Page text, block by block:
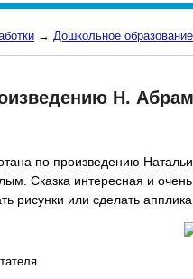
→ Дошкольное образование
Н.
по произведению
Сказка интересная и
рисунки или сделать